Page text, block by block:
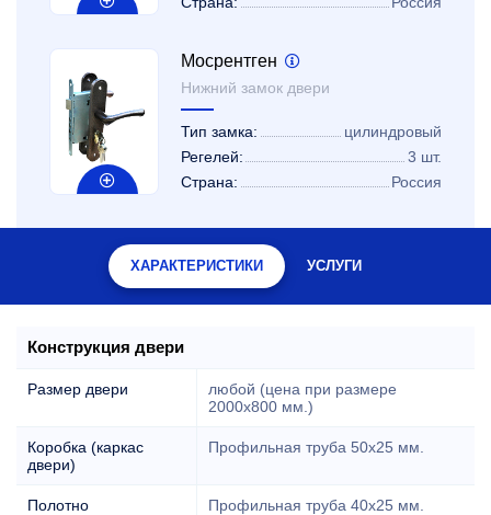
Мосрентген
Нижний замок двери
Тип замка:
цилиндровый
Регелей:
3 шт.
Страна:
Россия
ХАРАКТЕРИСТИКИ УСЛУГИ
Конструкция двери
Размер двери
любой (цена при размере
2000x800 мм.)
Коробка (каркас
двери)
Профильная труба 50х25 мм.
Полотно Профильная труба 40х25 мм.